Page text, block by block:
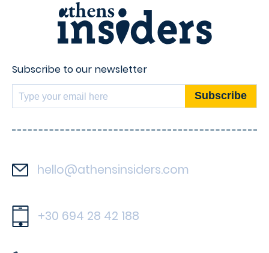
Subscribe to our newsletter
hello@athensinsiders.com
+30 694 28 42 188